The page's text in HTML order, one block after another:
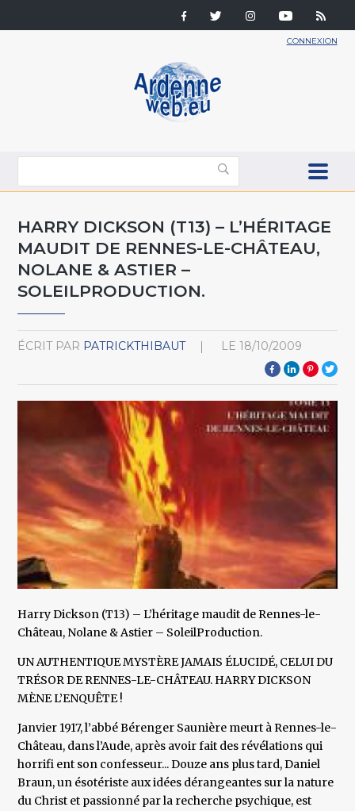
CONNEXION
HARRY DICKSON (T13) – L’HÉRITAGE
MAUDIT DE RENNES-LE-CHÂTEAU,
NOLANE & ASTIER –
SOLEILPRODUCTION.
ÉCRIT PAR PATRICKTHIBAUT LE 18/10/2009
Harry Dickson (T13) – L’héritage maudit de Rennes-le-
Château, Nolane & Astier – SoleilProduction.
UN AUTHENTIQUE MYSTÈRE JAMAIS ÉLUCIDÉ, CELUI DU
TRÉSOR DE RENNES-LE-CHÂTEAU. HARRY DICKSON
MÈNE L’ENQUÊTE !
Janvier 1917, l’abbé Bérenger Saunière meurt à Rennes-le-
Château, dans l’Aude, après avoir fait des révélations qui
horrifi ent son confesseur... Douze ans plus tard, Daniel
Braun, un ésotériste aux idées dérangeantes sur la nature
du Christ et passionné par la recherche psychique, est